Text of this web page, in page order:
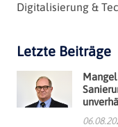
Digitalisierung &
Letzte Beiträge